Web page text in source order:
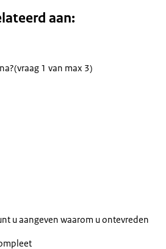
aan:
(vraag 1 van max 3)
u aangeven waarom u ontevreden